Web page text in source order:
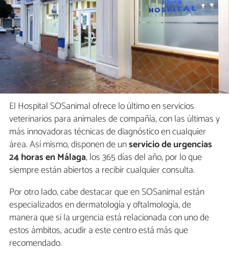
El Hospital SOSanimal ofrece lo último en servicios
veterinarios para animales de compañía, con las últimas y
más innovadoras técnicas de diagnóstico en cualquier
área. Así mismo, disponen de unservicio de urgencias
24 horas en Málaga, los 365 días del año, por lo que
siempre están abiertos a recibir cualquier consulta.
Por otro lado, cabe destacar que en SOSanimal están
especializados en dermatología y oftalmología, de
manera que si la urgencia está relacionada con uno de
estos ámbitos, acudir a este centro está más que
recomendado.